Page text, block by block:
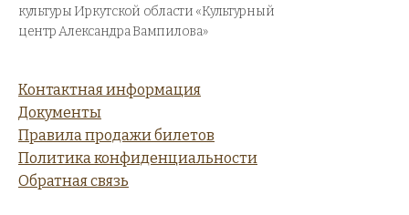
культуры Иркутской области «Культурный
центр Александра Вампилова»
Контактная информация
Документы
Правила продажи билетов
Политика конфиденциальности
Обратная связь